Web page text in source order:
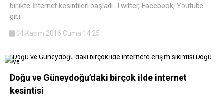
birlikte İnternet kesintileri başladı. Twitter, Facebook, Youtube
gibi
04 Kasım 2016 Cuma 14:25
Doğu ve Güneydoğu’daki birçok ilde internet
kesintisi